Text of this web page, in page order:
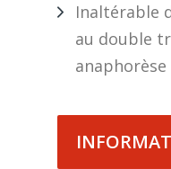
Inaltérable
au double